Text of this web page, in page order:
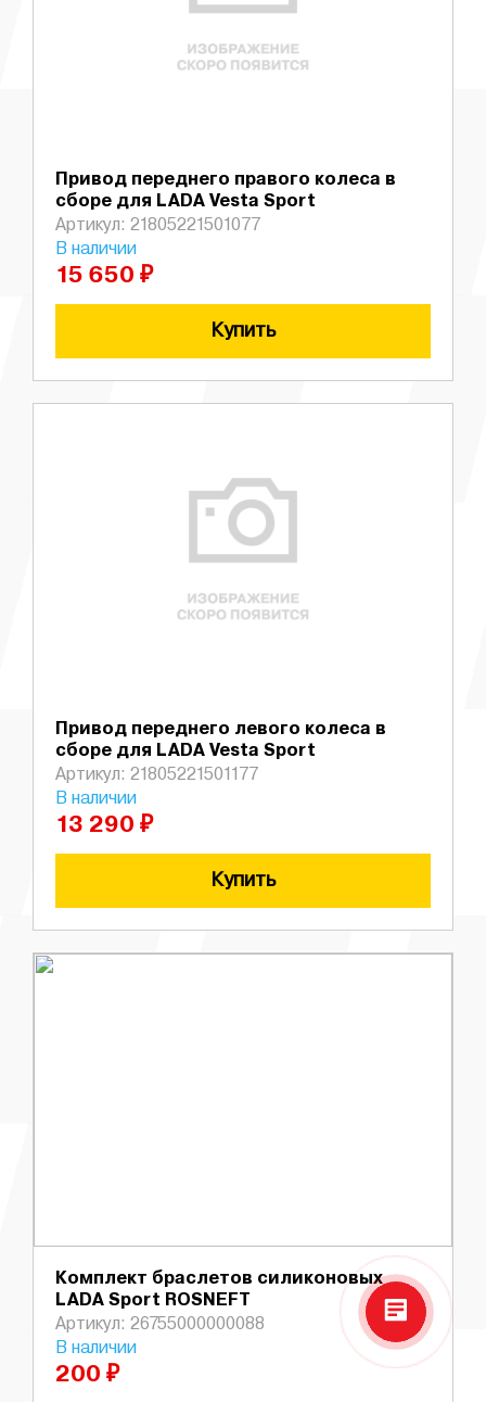
Привод переднего правого колеса в
сборе для LADA Vesta Sport
Артикул: 21805221501077
В наличии
15 650 ₽
Купить
Привод переднего левого колеса в
сборе для LADA Vesta Sport
Артикул: 21805221501177
В наличии
13 290 ₽
Купить
Комплект браслетов силиконовых
LADA Sport ROSNEFT
Артикул: 26755000000088
В наличии
200 ₽